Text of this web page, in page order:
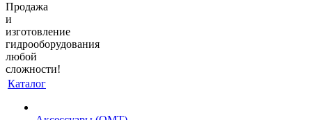
Продажа
и
изготовление
гидрооборудования
любой
сложности!
Каталог